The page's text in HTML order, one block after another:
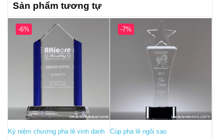
Sản phẩm tương tự
-6%
Kỷ niệm chương pha lê vinh danh
-7%
Cúp pha lê ngôi sao